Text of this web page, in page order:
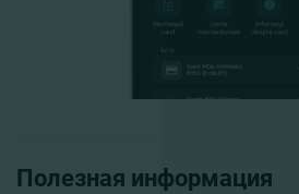
Полезная информация